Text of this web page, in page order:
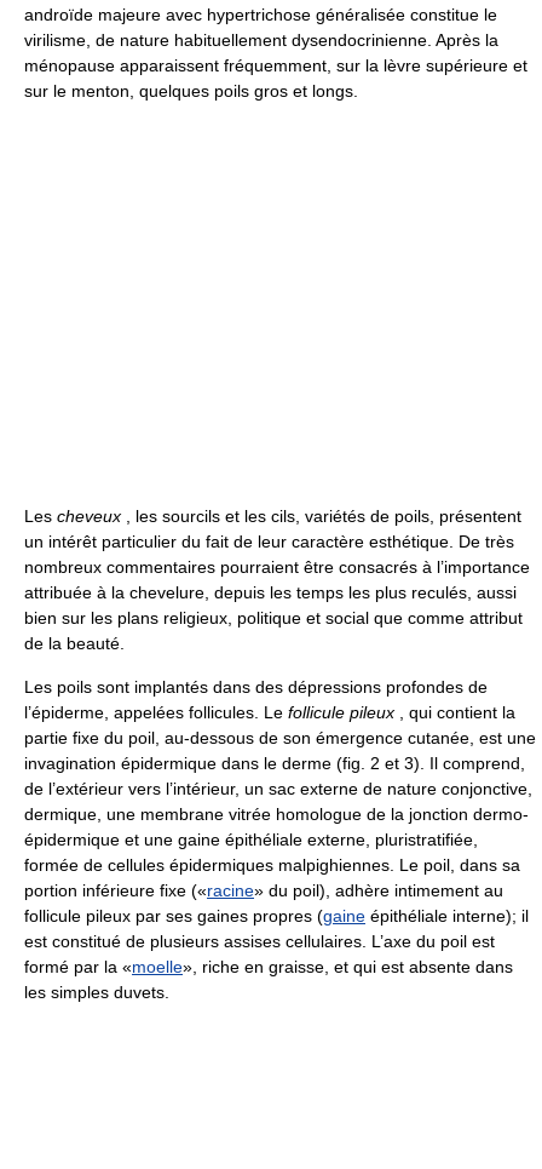
androïde majeure avec hypertrichose généralisée constitue le
virilisme, de nature habituellement dysendocrinienne. Après la
ménopause apparaissent fréquemment, sur la lèvre supérieure et
sur le menton, quelques poils gros et longs.
Les cheveux , les sourcils et les cils, variétés de poils, présentent
un intérêt particulier du fait de leur caractère esthétique. De très
nombreux commentaires pourraient être consacrés à l’importance
attribuée à la chevelure, depuis les temps les plus reculés, aussi
bien sur les plans religieux, politique et social que comme attribut
de la beauté.
Les poils sont implantés dans des dépressions profondes de
l’épiderme, appelées follicules. Le follicule pileux , qui contient la
partie fixe du poil, au-dessous de son émergence cutanée, est une
invagination épidermique dans le derme (fig. 2 et 3). Il comprend,
de l’extérieur vers l’intérieur, un sac externe de nature conjonctive,
dermique, une membrane vitrée homologue de la jonction dermo-
épidermique et une gaine épithéliale externe, pluristratifiée,
formée de cellules épidermiques malpighiennes. Le poil, dans sa
portion inférieure fixe («racine» du poil), adhère intimement au
follicule pileux par ses gaines propres (gaine épithéliale interne); il
est constitué de plusieurs assises cellulaires. L’axe du poil est
formé par la «moelle», riche en graisse, et qui est absente dans
les simples duvets.